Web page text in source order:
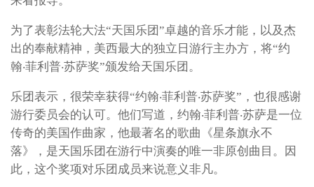
为了表彰法轮大法“天国乐团”卓越的音乐才能，以及杰
出的奉献精神，美西最大的独立日游行主办方，将“约
翰‧菲利普‧苏萨奖”颁发给天国乐团。
乐团表示，很荣幸获得“约翰‧菲利普‧苏萨奖”，也很感谢
游行委员会的认可。他们写道，约翰‧菲利普‧苏萨是一位
传奇的美国作曲家，他最著名的歌曲《星条旗永不
落》，是天国乐团在游行中演奏的唯一非原创曲目。因
此，这个奖项对乐团成员来说意义非凡。